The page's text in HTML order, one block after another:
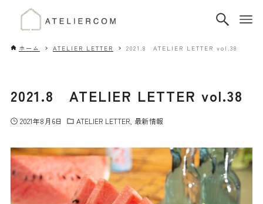
ホーム ATELIER LETTER 2021.8 ATELIER LETTER vol.38
2021.8 ATELIER LETTER vol.38
2021年8月6日 ATELIER LETTER 最新情報